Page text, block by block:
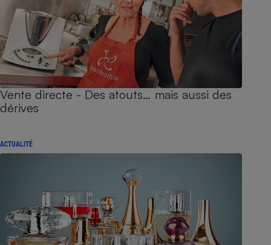
Vente directe - Des atouts… mais aussi des
dérives
ACTUALITÉ